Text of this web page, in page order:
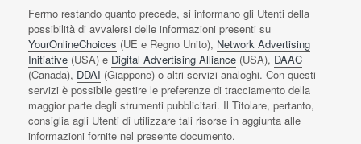
Fermo restando quanto precede, si informano gli Utenti della
possibilità di avvalersi delle informazioni presenti su
YourOnlineChoices (UE e Regno Unito), Network Advertising
Initiative (USA) e Digital Advertising Alliance (USA), DAAC
(Canada), DDAI (Giappone) o altri servizi analoghi. Con questi
servizi è possibile gestire le preferenze di tracciamento della
maggior parte degli strumenti pubblicitari. Il Titolare, pertanto,
consiglia agli Utenti di utilizzare tali risorse in aggiunta alle
informazioni fornite nel presente documento.